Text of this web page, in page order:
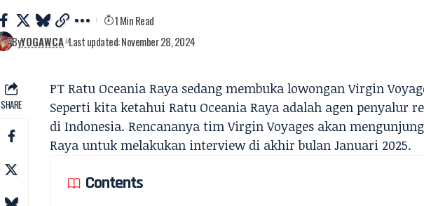
ByYOGAWCA Last updated: November 28, 2024
1 Min Read
SHARE
PT Ratu Oceania Raya sedang membuka lowonganVirgin
Seperti kita ketahui Ratu Oceania Raya adalah agen penyalur
di Indonesia. Rencananya tim Virgin Voyages akan
Raya untuk melakukan interviewdi akhir bulan Januari 2025.
Contents